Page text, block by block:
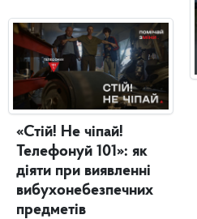
«Стій! Не чіпай!
Телефонуй 101»: як
діяти при виявленні
вибухонебезпечних
предметів